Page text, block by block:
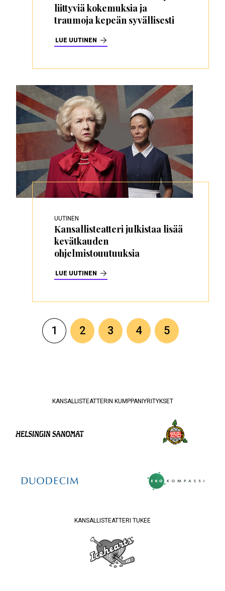
liittyviä kokemuksia ja
traumoja kepeän syvällisesti
LUE UUTINEN
UUTINEN
Kansallisteatteri julkistaa lisää
kevätkauden
ohjelmistouutuuksia
LUE UUTINEN
Sivutus Tämänhetkinen
1 Sivu
2 Sivu
3 Sivu
4 Sivu
5
KANSALLISTEATTERIN KUMPPANIYRITYKSET
KANSALLISTEATTERI TUKEE